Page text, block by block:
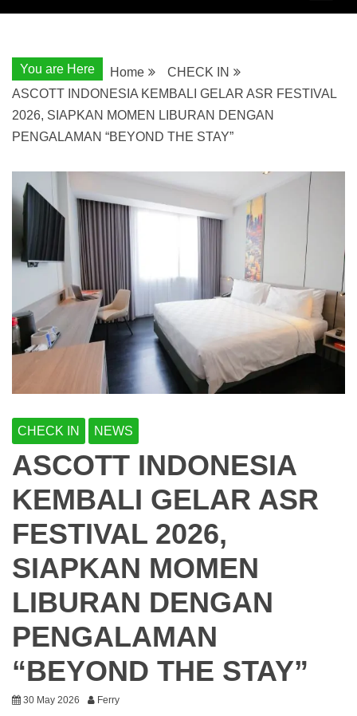
You are Here Home
CHECK IN
ASCOTT INDONESIA KEMBALI GELAR ASR FESTIVAL
2026, SIAPKAN MOMEN LIBURAN DENGAN
PENGALAMAN “BEYOND THE STAY”
CHECK IN NEWS
ASCOTT INDONESIA
KEMBALI GELAR ASR
FESTIVAL 2026,
SIAPKAN MOMEN
LIBURAN DENGAN
PENGALAMAN
“BEYOND THE STAY”
30 May 2026 Ferry